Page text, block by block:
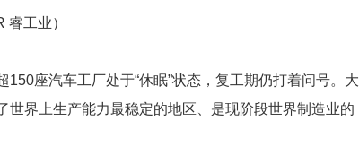
睿工业）
座汽车工厂处于“休眠”状态，复工期仍打着问号。大
界上生产能力最稳定的地区、是现阶段世界制造业的